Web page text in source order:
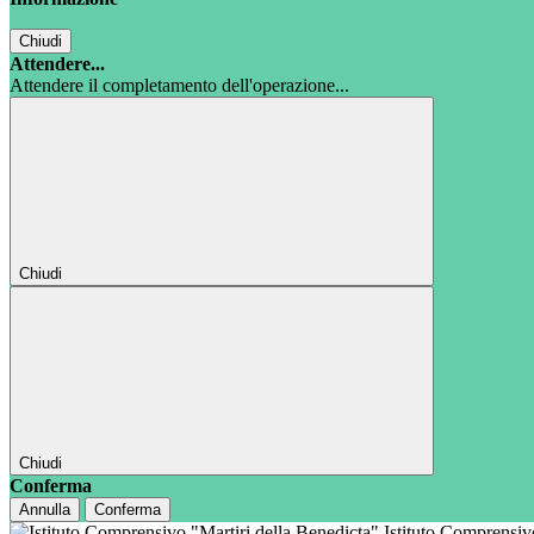
Chiudi
Attendere...
Attendere il completamento dell'operazione...
Chiudi
Chiudi
Conferma
Annulla Conferma